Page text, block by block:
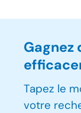
Gagnez
Tapez le
votre